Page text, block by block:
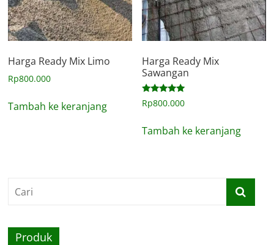
Harga Ready Mix Limo
Rp800.000
Tambah ke keranjang
Harga Ready Mix
Sawangan
Dinilai
5.00
Rp800.000
Tambah ke keranjang
Produk